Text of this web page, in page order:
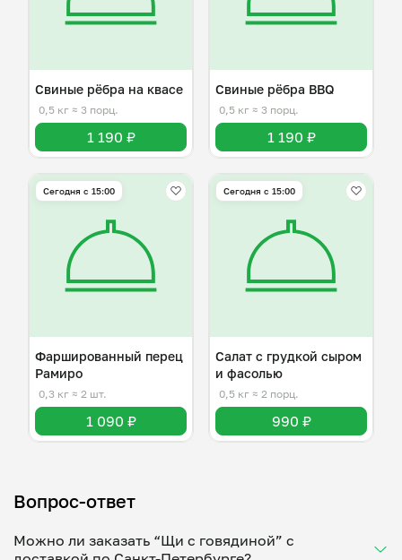
Свиные рёбра на квасе
0,5 кг ≈ 3 порц.
1 190 ₽
Свиные рёбра BBQ
0,5 кг ≈ 3 порц.
1 190 ₽
Сегодня с 15:00
Фаршированный перец
Рамиро
0,3 кг ≈ 2 шт.
1 090 ₽
Сегодня с 15:00
Салат с грудкой сыром
и фасолью
0,5 кг ≈ 2 порц.
990 ₽
Вопрос-ответ
Можно ли заказать “Щи с говядиной” с